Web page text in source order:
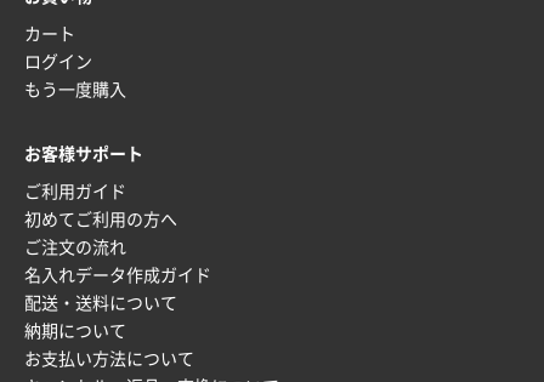
短納期対応が素晴らしい
富山県O社様
uni ジェットストリーム 07
2025年12月09日 14:04
安い、早い
埼玉県G社様
カート
ログイン
もう一度購入
お客様サポート
ご利用ガイド
初めてご利用の方へ
ご注文の流れ
名入れデータ作成ガイド
配送・送料について
納期について
お支払い方法について